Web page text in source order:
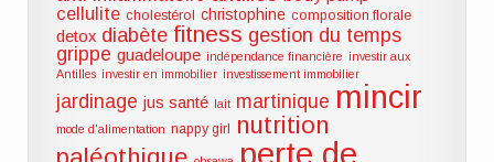
cellulite cholestérol christophine composition florale
detox diabète fitness gestion du temps
grippe guadeloupe indépendance financière investir aux
Antilles investir en immobilier investissement immobilier
jardinage jus santé lait martinique mincir
mode d'alimentation nappy girl nutrition
perte de